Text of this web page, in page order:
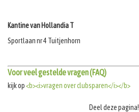
Kantine van Hollandia T
Sportlaan nr 4 Tuitjenhorn
Voor veel gestelde vragen (FAQ)
kijk op<b><i>vragen over clubsparen</i></b>
Deel deze pagina!